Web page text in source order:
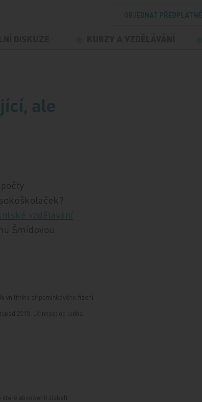
OBJEDNAT PŘEDPLATNÉ
ale
vzdělávání
Šmídovou.
vnitřního připomínkového řízení
2015, účinnost od ledna
které absolventi získali